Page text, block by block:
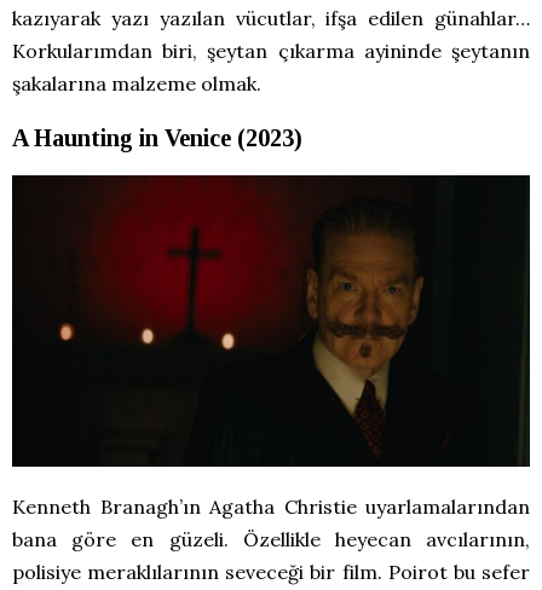
kazıyarak yazı yazılan vücutlar, ifşa edilen günahlar…
Korkularımdan biri, şeytan çıkarma ayininde şeytanın
şakalarına malzeme olmak.
A Haunting in Venice (2023)
Kenneth Branagh’ın Agatha Christie uyarlamalarından
bana göre en güzeli. Özellikle heyecan avcılarının,
polisiye meraklılarının seveceği bir film. Poirot bu sefer